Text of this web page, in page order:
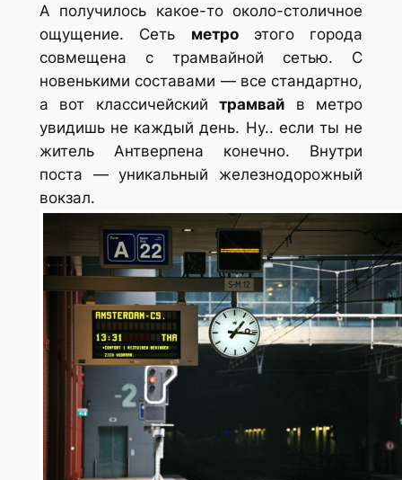
А получилось какое-то около-столичное
ощущение. Сеть метроэтого города
совмещена с трамвайной сетью. С
новенькими составами — все стандартно,
а вот классичейскийтрамвай в метро
увидишь не каждый день. Ну.. если ты не
житель Антверпена конечно. Внутри
поста — уникальный железнодорожный
вокзал.